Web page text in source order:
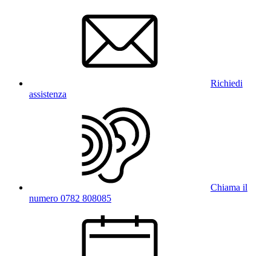
Richiedi
assistenza
Chiama il
numero 0782 808085